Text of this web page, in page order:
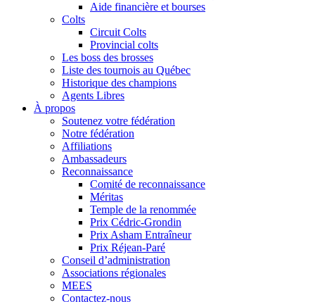
Aide financière et bourses
Colts
Circuit Colts
Provincial colts
Les boss des brosses
Liste des tournois au Québec
Historique des champions
Agents Libres
À propos
Soutenez votre fédération
Notre fédération
Affiliations
Ambassadeurs
Reconnaissance
Comité de reconnaissance
Méritas
Temple de la renommée
Prix Cédric-Grondin
Prix Asham Entraîneur
Prix Réjean-Paré
Conseil d’administration
Associations régionales
MEES
Contactez-nous